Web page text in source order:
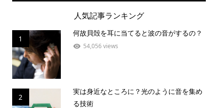
人気記事ランキング
1
何故貝殻を耳に当てると波の音がするの？
54,056 views
2
実は身近なところに？光のように音を集め
る技術